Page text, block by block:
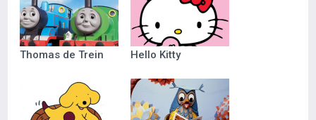
Thomas de Trein Hello Kitty